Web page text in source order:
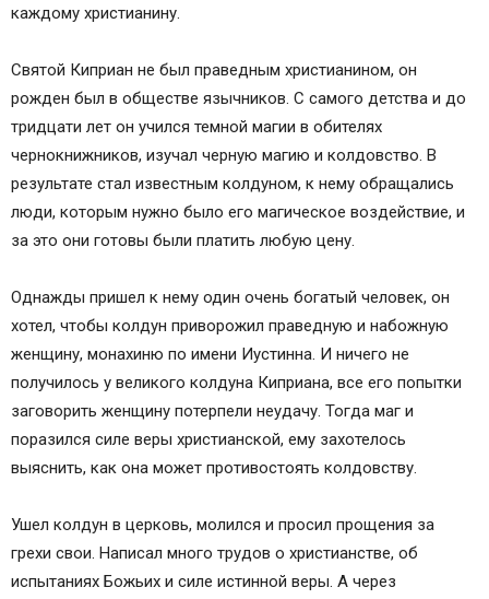
каждому христианину.
Святой Киприан не был праведным христианином, он
рожден был в обществе язычников. С самого детства и до
тридцати лет он учился темной магии в обителях
чернокнижников, изучал черную магию и колдовство. В
результате стал известным колдуном, к нему обращались
люди, которым нужно было его магическое воздействие, и
за это они готовы были платить любую цену.
Однажды пришел к нему один очень богатый человек, он
хотел, чтобы колдун приворожил праведную и набожную
женщину, монахиню по имени Иустинна. И ничего не
получилось у великого колдуна Киприана, все его попытки
заговорить женщину потерпели неудачу. Тогда маг и
поразился силе веры христианской, ему захотелось
выяснить, как она может противостоять колдовству.
Ушел колдун в церковь, молился и просил прощения за
грехи свои. Написал много трудов о христианстве, об
испытаниях Божьих и силе истинной веры. А через